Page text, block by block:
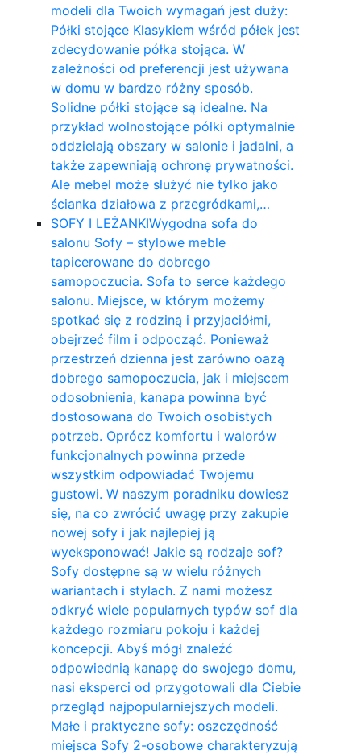
modeli dla Twoich wymagań jest duży:
Półki stojące Klasykiem wśród półek jest
zdecydowanie półka stojąca. W
zależności od preferencji jest używana
w domu w bardzo różny sposób.
Solidne półki stojące są idealne. Na
przykład wolnostojące półki optymalnie
oddzielają obszary w salonie i jadalni, a
także zapewniają ochronę prywatności.
Ale mebel może służyć nie tylko jako
ścianka działowa z przegródkami,…
SOFY I LEŻANKIWygodna sofa do
salonu Sofy – stylowe meble
tapicerowane do dobrego
samopoczucia. Sofa to serce każdego
salonu. Miejsce, w którym możemy
spotkać się z rodziną i przyjaciółmi,
obejrzeć film i odpocząć. Ponieważ
przestrzeń dzienna jest zarówno oazą
dobrego samopoczucia, jak i miejscem
odosobnienia, kanapa powinna być
dostosowana do Twoich osobistych
potrzeb. Oprócz komfortu i walorów
funkcjonalnych powinna przede
wszystkim odpowiadać Twojemu
gustowi. W naszym poradniku dowiesz
się, na co zwrócić uwagę przy zakupie
nowej sofy i jak najlepiej ją
wyeksponować! Jakie są rodzaje sof?
Sofy dostępne są w wielu różnych
wariantach i stylach. Z nami możesz
odkryć wiele popularnych typów sof dla
każdego rozmiaru pokoju i każdej
koncepcji. Abyś mógł znaleźć
odpowiednią kanapę do swojego domu,
nasi eksperci od przygotowali dla Ciebie
przegląd najpopularniejszych modeli.
Małe i praktyczne sofy: oszczędność
miejsca Sofy 2-osobowe charakteryzują